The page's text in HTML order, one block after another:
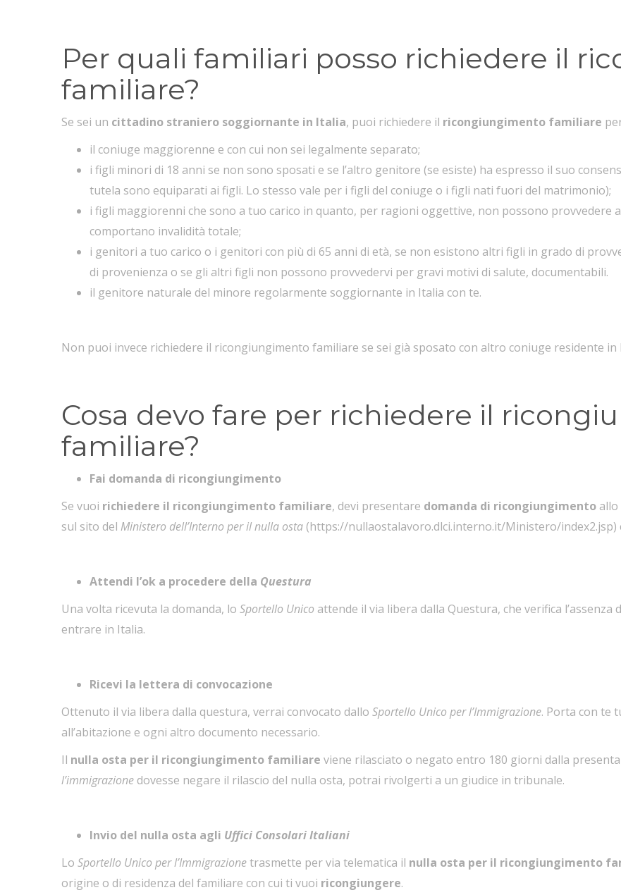
Per quali familiari posso richiedere il
familiare?
Se sei un cittadino straniero soggiornante in Italia, puoi richiedere il ricongiungimento familiare
il coniuge maggiorenne e con cui non sei legalmente separato;
i figli minori di 18 anni se non sono sposati e se l’altro genitore (se esiste) ha espresso il suo
tutela sono equiparati ai figli. Lo stesso vale per i figli del coniuge o i figli nati fuori del matrimonio);
i figli maggiorenni che sono a tuo carico in quanto, per ragioni oggettive, non possono provvedere
comportano invalidità totale;
i genitori a tuo carico o i genitori con più di 65 anni di età, se non esistono altri figli in grado di
di provenienza o se gli altri figli non possono provvedervi per gravi motivi di salute, documentabili.
il genitore naturale del minore regolarmente soggiornante in Italia con te.
Non puoi invece richiedere il ricongiungimento familiare se sei già sposato con altro coniuge residente in
Cosa devo fare per richiedere il
familiare?
Fai domanda di ricongiungimento
Se vuoi richiedere il ricongiungimento familiare, devi presentare domanda di ricongiungimento allo
sul sito del Ministero dell’Interno per il nulla osta (https://nullaostalavoro.dlci.interno.it/Ministero/index2.jsp)
Attendi l’ok a procedere della Questura
Una volta ricevuta la domanda, lo Sportello Unico attende il via libera dalla Questura, che verifica
entrare in Italia.
Ricevi la lettera di convocazione
Ottenuto il via libera dalla questura, verrai convocato dallo Sportello Unico per l’Immigrazione. Porta con te
all’abitazione e ogni altro documento necessario.
Il nulla osta per il ricongiungimento familiare viene rilasciato o negato entro 180 giorni dalla
l’immigrazione dovesse negare il rilascio del nulla osta, potrai rivolgerti a un giudice in tribunale.
Invio del nulla osta agli Uffici Consolari Italiani
Lo Sportello Unico per l’Immigrazionetrasmette per via telematica il nulla osta per il ricongiungimento
origine o di residenza del familiare con cui ti vuoi ricongiungere.